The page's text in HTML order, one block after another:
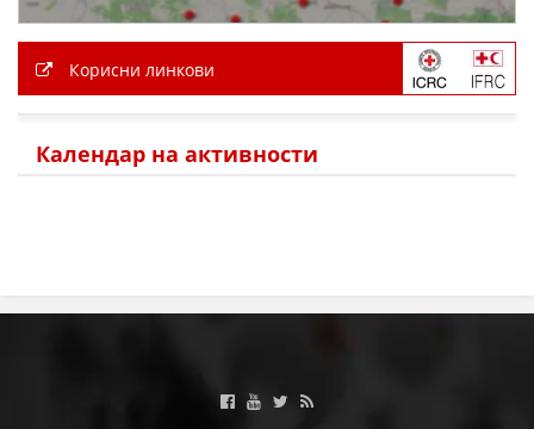
Корисни линкови
Календар на активности